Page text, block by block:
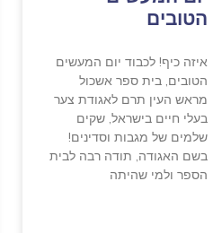
הטובים
איזה כיף! לכבוד יום המעשים
הטובים, בית ספר אשכול
מראש העין תרם לאגודת צער
בעלי חיים בישראל, שקים
שלמים של מגבות וסדינים!
בשם האגודה, תודה רבה לבית
הספר ולמי שהיתה